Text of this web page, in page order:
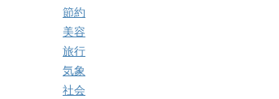
節約
美容
旅行
気象
社会